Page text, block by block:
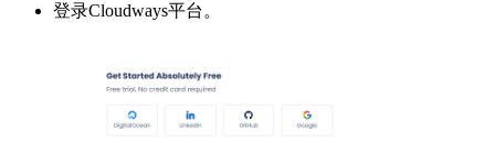
登录Cloudways平台。